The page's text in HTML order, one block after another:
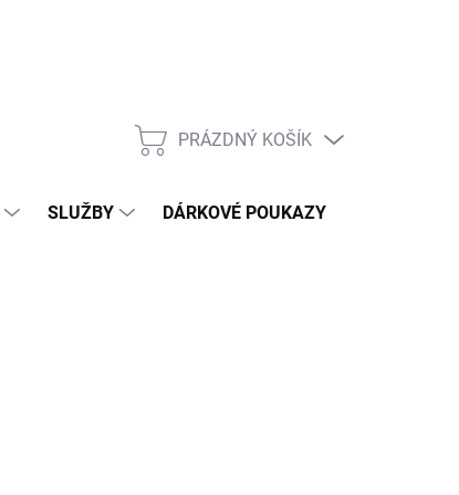
NÁKUPNÍ
PRÁZDNÝ KOŠÍK
SLUŽBY DÁRKOVÉ POUKAZY